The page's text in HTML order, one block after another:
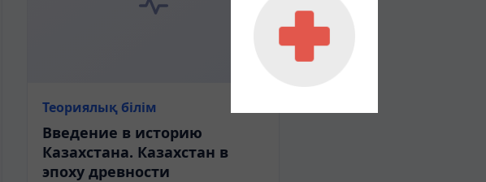
Теориялық білім
Введение в историю
Казахстана. Казахстан в
эпоху древности